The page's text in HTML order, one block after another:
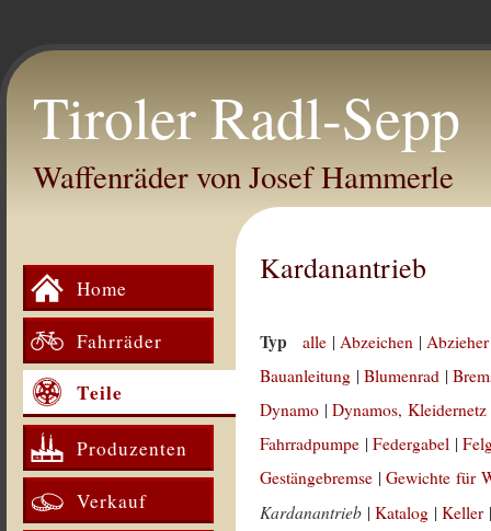
Tiroler Radl-Sepp
Waffenräder von Josef Hammerle
Home
Fahrräder
Teile
Produzenten
Verkauf
Kardanantrieb
Typ alle |Abzeichen |
Bauanleitung |Blumenrad |
Dynamo |Dynamos, Kleidernetz
Fahrradpumpe |Federgabel |
Gestängebremse |Gewichte für
Kardanantrieb |Katalog |Keller